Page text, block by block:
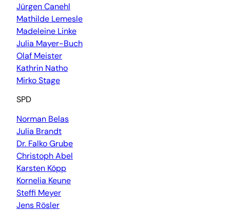
Jürgen Canehl
Mathilde Lemesle
Madeleine Linke
Julia Mayer-Buch
Olaf Meister
Kathrin Natho
Mirko Stage
SPD
Norman Belas
Julia Brandt
Dr. Falko Grube
Christoph Abel
Karsten Köpp
Kornelia Keune
Steffi Meyer
Jens Rösler